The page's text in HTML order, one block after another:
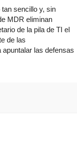
sencillo y, sin
MDR eliminan
de la pila de TI el
de las
las defensas